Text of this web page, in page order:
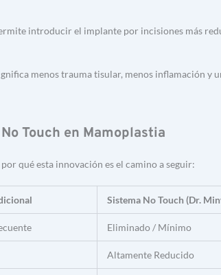
introducir el implante por incisiones más
menos trauma tisular, menos inflamación y
Touch en Mamoplastia
qué esta innovación es el camino a seguir:
Sistema No Touch (Dr.
Eliminado / Mínimo
Altamente Reducido